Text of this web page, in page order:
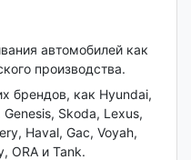
автомобилей как
производства.
брендов, как Hyundai,
Skoda, Lexus,
Haval, Gac, Voyah,
ORA и Tank.